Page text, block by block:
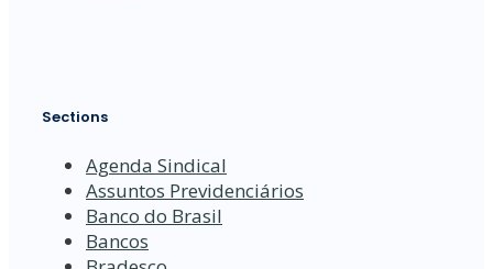
Sections
Agenda Sindical
Assuntos Previdenciários
Banco do Brasil
Bancos